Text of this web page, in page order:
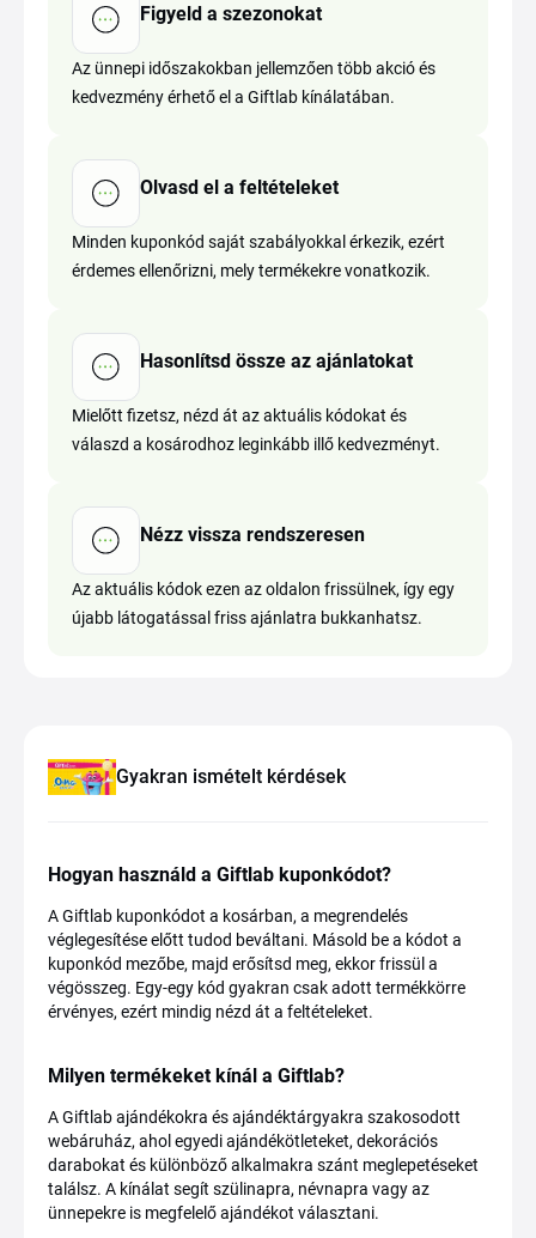
Figyeld a szezonokat
Az ünnepi időszakokban jellemzően több akció és
kedvezmény érhető el a Giftlab kínálatában.
Olvasd el a feltételeket
Minden kuponkód saját szabályokkal érkezik, ezért
érdemes ellenőrizni, mely termékekre vonatkozik.
Hasonlítsd össze az ajánlatokat
Mielőtt fizetsz, nézd át az aktuális kódokat és
válaszd a kosárodhoz leginkább illő kedvezményt.
Nézz vissza rendszeresen
Az aktuális kódok ezen az oldalon frissülnek, így egy
újabb látogatással friss ajánlatra bukkanhatsz.
Gyakran ismételt kérdések
Hogyan használd a Giftlab kuponkódot?
A Giftlab kuponkódot a kosárban, a megrendelés
véglegesítése előtt tudod beváltani. Másold be a kódot a
kuponkód mezőbe, majd erősítsd meg, ekkor frissül a
végösszeg. Egy-egy kód gyakran csak adott termékkörre
érvényes, ezért mindig nézd át a feltételeket.
Milyen termékeket kínál a Giftlab?
A Giftlab ajándékokra és ajándéktárgyakra szakosodott
webáruház, ahol egyedi ajándékötleteket, dekorációs
darabokat és különböző alkalmakra szánt meglepetéseket
találsz. A kínálat segít szülinapra, névnapra vagy az
ünnepekre is megfelelő ajándékot választani.